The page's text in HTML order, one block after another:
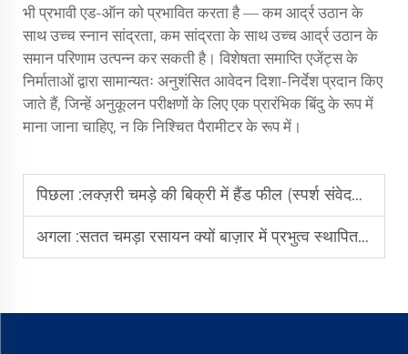
भी प्रभावी एड-ऑन को प्रभावित करता है — कम आर्द्र उठान के
साथ उच्च स्नान सांद्रता, कम सांद्रता के साथ उच्च आर्द्र उठान के
समान परिणाम उत्पन्न कर सकती है। विशेषता समाप्ति एजेंट्स के
निर्माताओं द्वारा सामान्यतः अनुशंसित आवेदन दिशा-निर्देश प्रदान किए
जाते हैं, जिन्हें अनुकूलन परीक्षणों के लिए एक प्रारंभिक बिंदु के रूप में
माना जाना चाहिए, न कि निश्चित पैरामीटर के रूप में।
पिछला :लक्ज़री चमड़े की बिक्री में हैंड फील (स्पर्श संवेदना) सबसे महत्वपूर्ण कारक क्यों है?
अगला :सतत चमड़ा रसायन क्यों बाज़ार में प्रभुत्व स्थापित कर रहे हैं?